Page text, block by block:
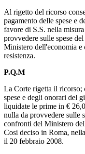
Al rigetto del ricorso
pagamento delle spese e
favore di S.S. nella
provvedere sulle spese
Ministero dell'economia e
resistenza.
P.Q.M
La Corte rigetta il ricorso;
spese e degli onorari del
liquidate le prime in €
nulla da provvedere sulle
confronti del Ministero
Cosi deciso in Roma,
il 20 febbraio 2008.